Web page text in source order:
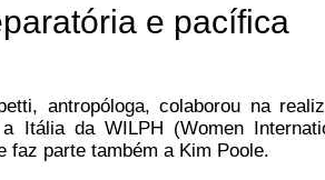
e pacífica
antropóloga, colaborou na
Itália da WILPH (Women
faz parte também a Kim Poole.